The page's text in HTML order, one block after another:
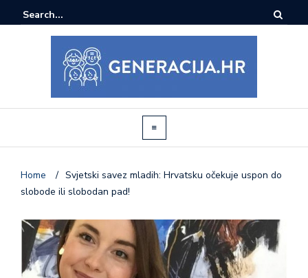
Home / Svjetski savez mladih: Hrvatsku očekuje uspon do
slobode ili slobodan pad!